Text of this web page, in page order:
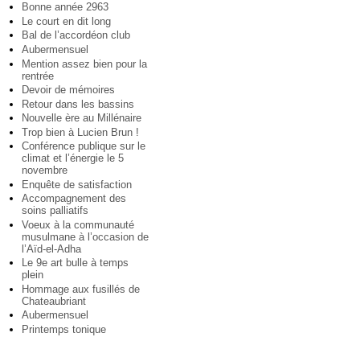
Bonne année 2963
Le court en dit long
Bal de l’accordéon club
Aubermensuel
Mention assez bien pour la
rentrée
Devoir de mémoires
Retour dans les bassins
Nouvelle ère au Millénaire
Trop bien à Lucien Brun !
Conférence publique sur le
climat et l’énergie le 5
novembre
Enquête de satisfaction
Accompagnement des
soins palliatifs
Voeux à la communauté
musulmane à l’occasion de
l’Aïd-el-Adha
Le 9e art bulle à temps
plein
Hommage aux fusillés de
Chateaubriant
Aubermensuel
Printemps tonique